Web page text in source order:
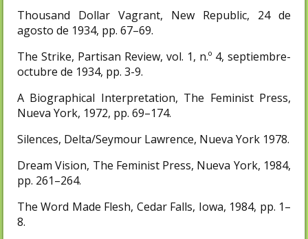
Thousand Dollar Vagrant, New Republic, 24 de
agosto de 1934, pp. 67–69.
The Strike, Partisan Review, vol. 1, n.º 4, septiembre-
octubre de 1934, pp. 3-9.
A Biographical Interpretation, The Feminist Press,
Nueva York, 1972, pp. 69–174.
Silences, Delta/Seymour Lawrence, Nueva York 1978.
Dream Vision, The Feminist Press, Nueva York, 1984,
pp. 261–264.
The Word Made Flesh, Cedar Falls, Iowa, 1984, pp. 1–
8.